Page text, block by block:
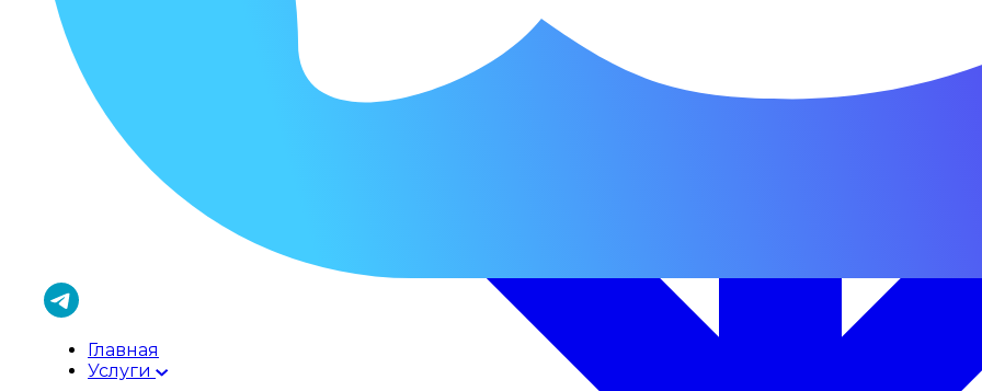
Главная
Услуги